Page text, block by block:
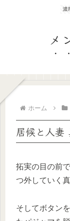
濃
メ
ホーム
居候と人妻
拓実の目の前
つ外していく真
そしてボタン